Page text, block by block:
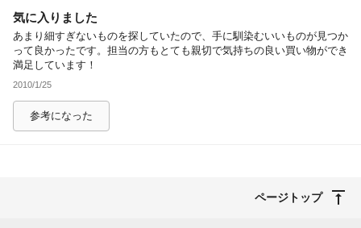
気に入りました
あまり細すぎないものを探していたので、手に馴染むいいものが見つか
って良かったです。担当の方もとても親切で気持ちの良い買い物ができ
満足しています！
2010/1/25
参考になった
ページトップ